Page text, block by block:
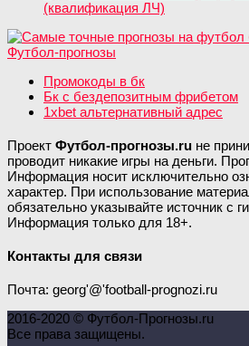
(квалификация ЛЧ)
Промокоды в бк
Бк с бездепозитным фрибетом
1xbet альтернативный адрес
Проект Футбол-прогнозы.ru не
проводит никакие игры на деньги.
Информация носит исключительно
характер. При использование
обязательно указывайте источник с
Информация только для 18+.
Контакты для связи
Почта: georg'@'football-prognozi.ru
2016-2020 © Футбол-Прогнозы.ru
Все права защищены.